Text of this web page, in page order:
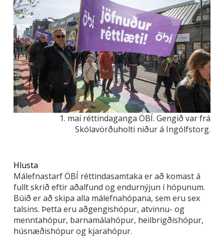
1. maí réttindaganga ÖBÍ. Gengið var frá
Skólavörðuholti niður á Ingólfstorg.
Hlusta
Málefnastarf ÖBÍ réttindasamtaka er að komast á
fullt skrið eftir aðalfund og endurnýjun í hópunum.
Búið er að skipa alla málefnahópana, sem eru sex
talsins. Þetta eru aðgengishópur, atvinnu- og
menntahópur, barnamálahópur, heilbrigðishópur,
húsnæðishópur og kjarahópur.